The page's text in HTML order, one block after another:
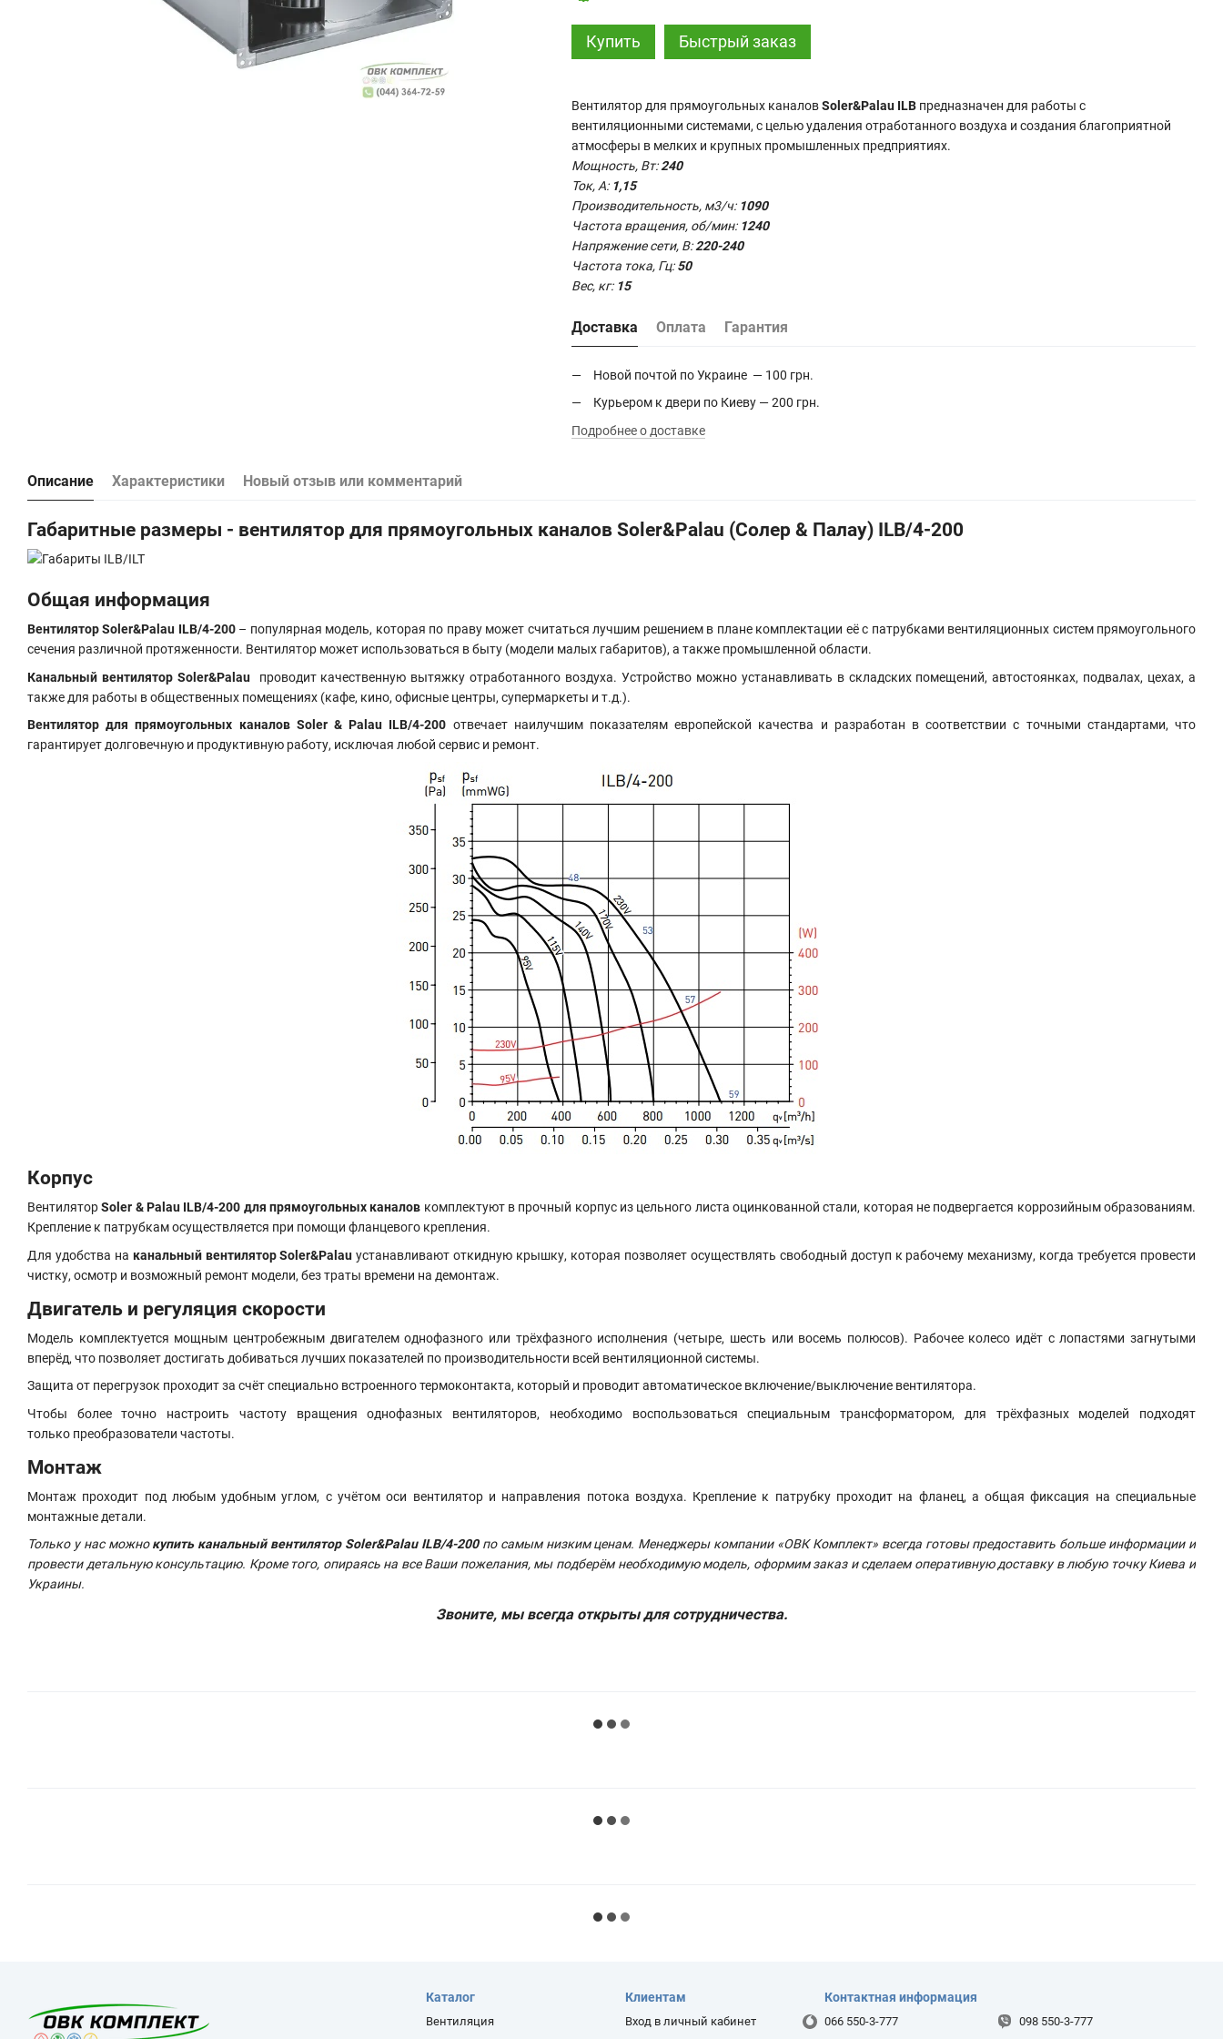
Купить Быстрый заказ
Вентилятор для прямоугольных каналовSoler&Palau ILB предназначен для работы с
вентиляционными системами, с целью удаления отработанного воздуха и создания благоприятной
атмосферы в мелких и крупных промышленных предприятиях.
Мощность, Вт:240
Ток, А: 1,15
Производительность, м3/ч: 1090
Частота вращения, об/мин: 1240
Напряжение сети, В:220-240
Частота тока, Гц:50
Вес, кг: 15
Доставка Оплата Гарантия
Новой почтой по Украине — 100 грн.
Курьером к двери по Киеву — 200 грн.
Подробнее о доставке
Описание Характеристики Новый отзыв или комментарий
Габаритные размеры - вентилятор для прямоугольных каналов Soler&Palau (Солер & Палау) ILB/4-200
Общая информация
Вентилятор Soler&Palau ILB/4-200– популярная модель, которая по праву может считаться лучшим решением в плане комплектации её с патрубками вентиляционных систем прямоугольного
сечения различной протяженности. Вентилятор может использоваться в быту (модели малых габаритов), а также промышленной области.
Канальный вентилятор Soler&Palau
проводит качественную вытяжку отработанного воздуха. Устройство можно устанавливать в складских помещений, автостоянках, подвалах, цехах, а
также для работы в общественных помещениях (кафе, кино, офисные центры, супермаркеты и т.д.).
Вентилятор для прямоугольных каналов Soler & Palau ILB/4-200 отвечает наилучшим показателям европейской качества и разработан в соответствии с точными стандартами, что
гарантирует долговечную и продуктивную работу, исключая любой сервис и ремонт.
Корпус
ВентиляторSoler & Palau ILB/4-200 для прямоугольных каналов комплектуют в прочный корпус из цельного листа оцинкованной стали, которая не подвергается коррозийным образованиям.
Крепление к патрубкам осуществляется при помощи фланцевого крепления.
Для удобства на канальный вентилятор Soler&Palau устанавливают откидную крышку, которая позволяет осуществлять свободный доступ к рабочему механизму, когда требуется провести
чистку, осмотр и возможный ремонт модели, без траты времени на демонтаж.
Двигатель и регуляция скорости
Модель комплектуется мощным центробежным двигателем однофазного или трёхфазного исполнения (четыре, шесть или восемь полюсов). Рабочее колесо идёт с лопастями загнутыми
вперёд, что позволяет достигать добиваться лучших показателей по производительности всей вентиляционной системы.
Защита от перегрузок проходит за счёт специально встроенного термоконтакта, который и проводит автоматическое включение/выключение вентилятора.
Чтобы более точно настроить частоту вращения однофазных вентиляторов, необходимо воспользоваться специальным трансформатором, для трёхфазных моделей подходят
только преобразователи частоты.
Монтаж
Монтаж проходит под любым удобным углом, с учётом оси вентилятор и направления потока воздуха. Крепление к патрубку проходит на фланец, а общая фиксация на специальные
монтажные детали.
Только у нас можнокупить канальный вентилятор Soler&Palau ILB/4-200 по самым низким ценам. Менеджеры компании «ОВК Комплект» всегда готовы предоставить больше информации и
провести детальную консультацию. Кроме того, опираясь на все Ваши пожелания, мы подберём необходимую модель, оформим заказ и сделаем оперативную доставку в любую точку Киева и
Украины.
Звоните, мы всегда открыты для сотрудничества.
Каталог
Вентиляция
Клиентам
Вход в личный кабинет
Контактная информация
066 550-3-777 098 550-3-777